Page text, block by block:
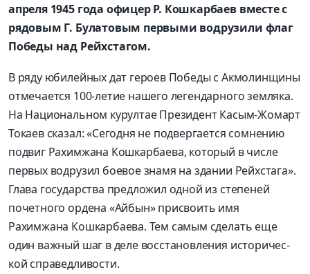
апреля 1945 года офицер Р. Кошкарбаев вместе с
рядовым Г. Булатовым первыми водрузили флаг
Победы над Рейхстагом.
В ряду юбилейных дат героев Победы с Акмолинщины
отмечается 100-летие нашего легендарного земляка.
На Нацио­нальном курултае Президент Касым-Жомарт
Токаев сказал: «Сегодня не подвергается сомнению
подвиг Рахимжана Кошкарбаева, который в числе
первых водрузил боевое знамя на здании Рейхстага».
Глава государства предложил одной из степеней
почетного ордена «Айбын» присвоить имя
Рахимжана Кошкарбаева. Тем самым сделать еще
один важный шаг в деле восстановления историчес­
кой справедливости.